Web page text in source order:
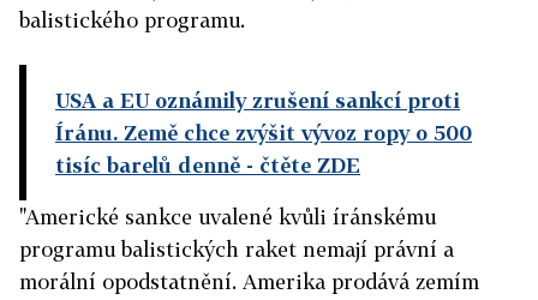
balistického programu.
USA a EU oznámily zrušení sankcí proti
Íránu. Země chce zvýšit vývoz ropy o 500
tisíc barelů denně - čtěte ZDE
"Americké sankce uvalené kvůli íránskému
programu balistických raket nemají právní a
morální opodstatnění. Amerika prodává zemím